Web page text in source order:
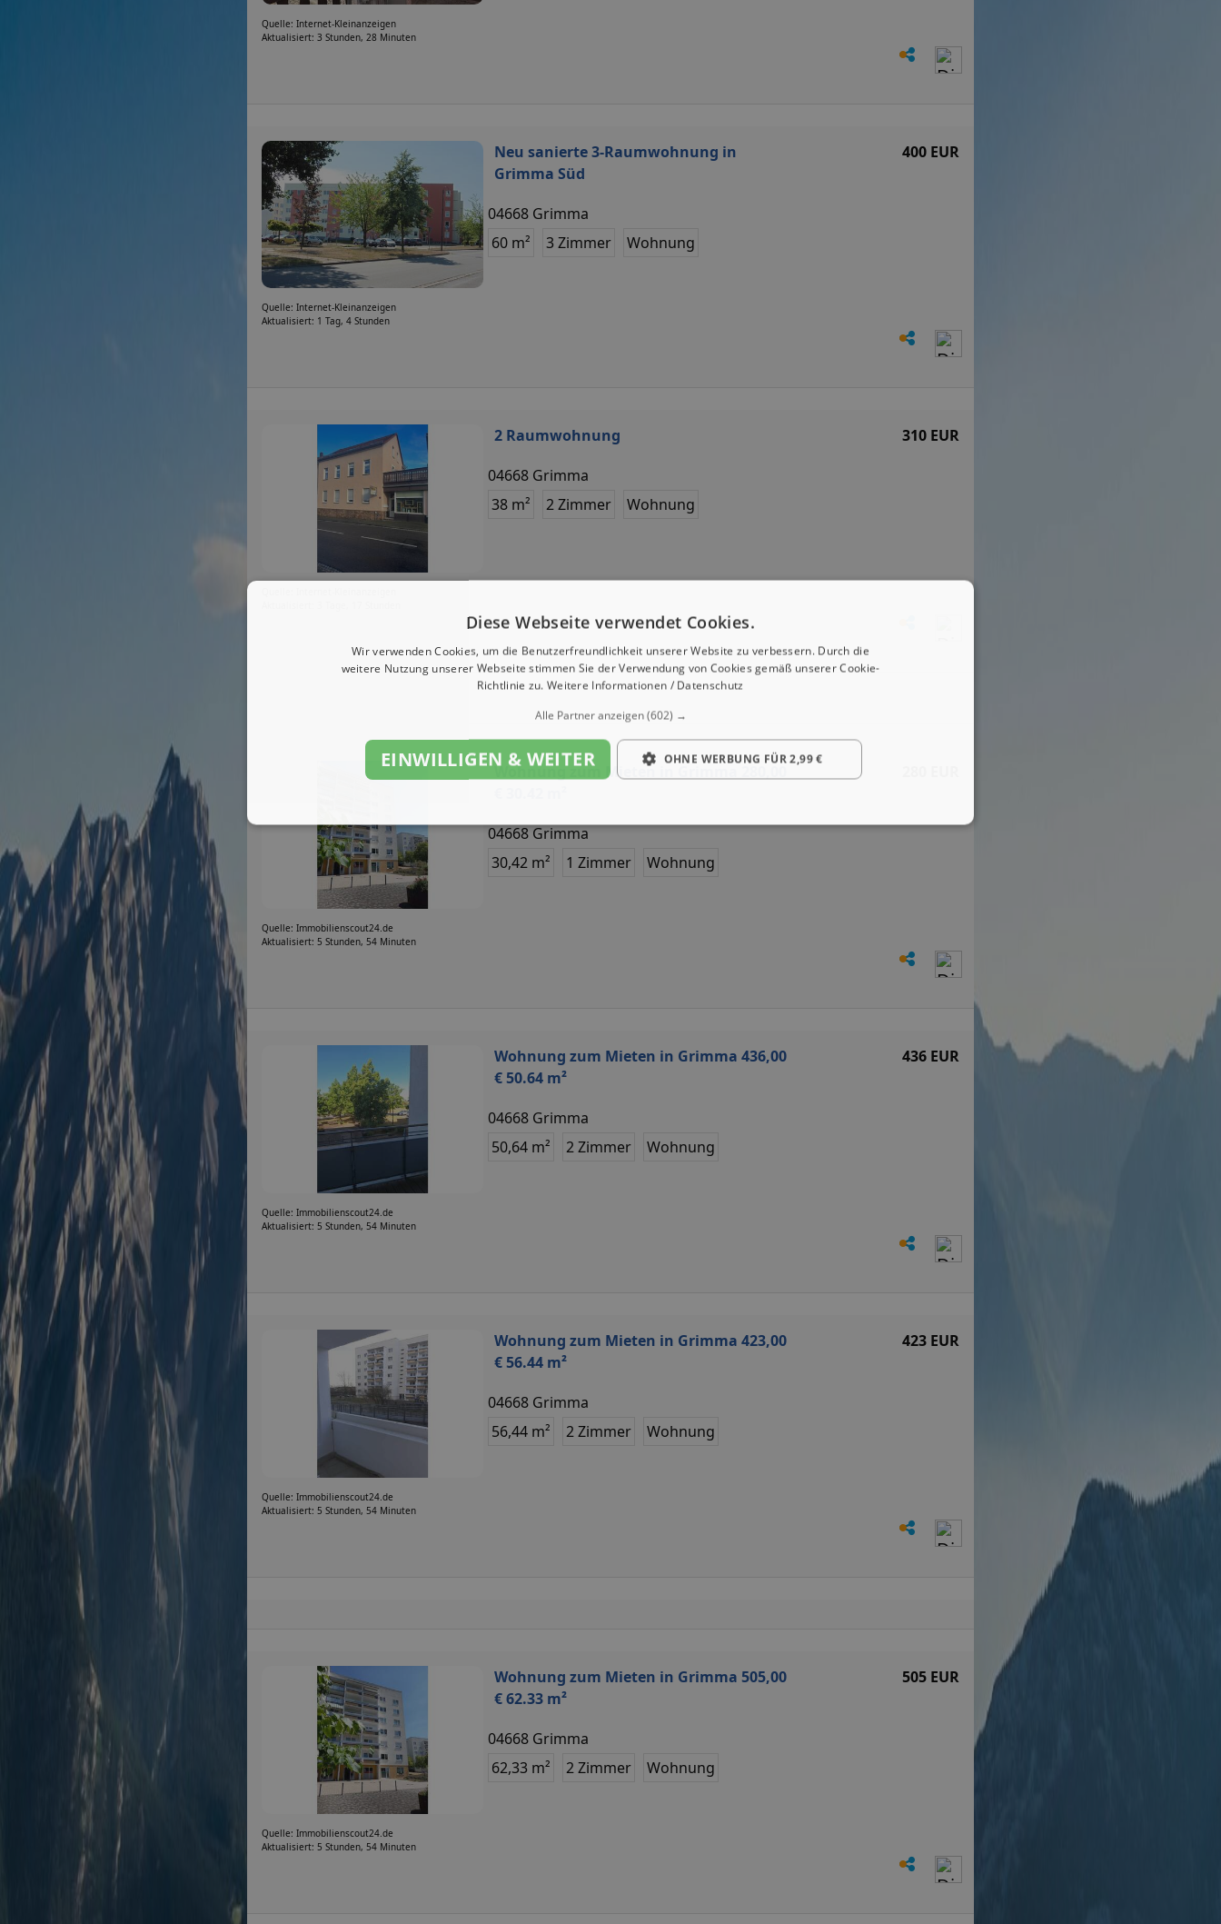
Quelle: Internet-Kleinanzeigen
Aktualisiert: 3 Stunden, 28 Minuten
Neu sanierte 3-Raumwohnung in
Grimma Süd
400 EUR
04668 Grimma
60 m²
3 Zimmer Wohnung
Quelle: Internet-Kleinanzeigen
Aktualisiert: 1 Tag, 4 Stunden
2 Raumwohnung
310 EUR
04668 Grimma
38 m²
2 Zimmer Wohnung
Wohnung zum Mieten in Grimma 280,00
04668 Grimma
30,42 m²
1 Zimmer Wohnung
Quelle: Immobilienscout24.de
Aktualisiert: 5 Stunden, 54 Minuten
Wohnung zum Mieten in Grimma 436,00
€ 50.64 m²
436 EUR
04668 Grimma
50,64 m²
2 Zimmer Wohnung
Quelle: Immobilienscout24.de
Aktualisiert: 5 Stunden, 54 Minuten
Wohnung zum Mieten in Grimma 423,00
€ 56.44 m²
423 EUR
04668 Grimma
56,44 m²
2 Zimmer Wohnung
Quelle: Immobilienscout24.de
Aktualisiert: 5 Stunden, 54 Minuten
Wohnung zum Mieten in Grimma 505,00
€ 62.33 m²
505 EUR
04668 Grimma
62,33 m²
2 Zimmer Wohnung
Quelle: Immobilienscout24.de
Aktualisiert: 5 Stunden, 54 Minuten
Diese Webseite verwendet Cookies.
Wir verwenden Cookies, um die Benutzerfreundlichkeit unserer Website zu verbessern. Durch die
weitere Nutzung unserer Webseite stimmen Sie der Verwendung von Cookies gemäß unserer Cookie-
Richtlinie zu. Weitere Informationen / Datenschutz
Alle Partner anzeigen(602) →
EINWILLIGEN & WEITER OHNE WERBUNG FÜR 2,99 €